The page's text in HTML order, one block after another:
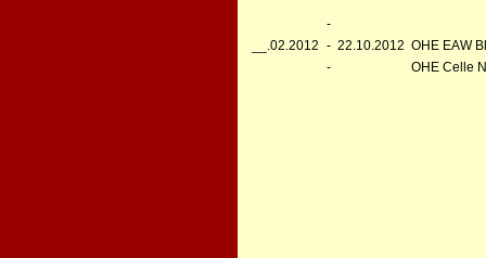
-
__.02.2012 - 22.10.2012 OHE EAW
-
OHE Celle